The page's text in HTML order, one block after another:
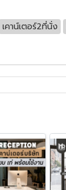
เคาน์เตอร์2ที่นั่ง